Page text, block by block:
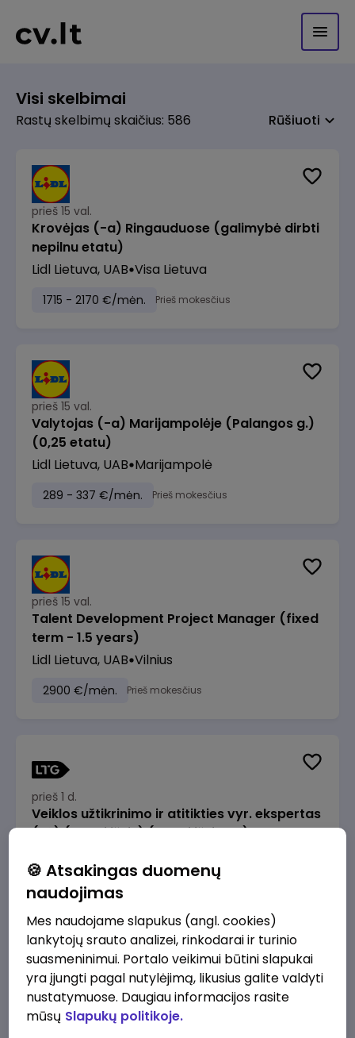
Visi skelbimai
Rastų skelbimų skaičius: 586 Rūšiuoti
prieš 15 val.
Krovėjas (-a) Ringauduose (galimybė dirbti
nepilnu etatu)
Lidl Lietuva, UAB Visa Lietuva
1715 - 2170 €/mėn. Prieš mokesčius
prieš 15 val.
Valytojas (-a) Marijampolėje (Palangos g.)
(0,25 etatu)
Lidl Lietuva, UAB Marijampolė
289 - 337 €/mėn. Prieš mokesčius
prieš 15 val.
Talent Development Project Manager (fixed
term - 1.5 years)
Lidl Lietuva, UAB Vilnius
2900 €/mėn. Prieš mokesčius
prieš 1 d.
Veiklos užtikrinimo ir atitikties vyr. ekspertas
(-ė) (Radviliškis) (Radviliškis, LT)
2610 - 3910 €/mėn.
prieš 1 d.
Veiklos užtikrinimo ir atitikties vyr. ekspertas
(-ė) (Kaunas) (Kaunas, LT)
🍪 Atsakingas duomenų
naudojimas
Mes naudojame slapukus (angl. cookies)
lankytojų srauto analizei, rinkodarai ir turinio
suasmeninimui. Portalo veikimui būtini slapukai
yra įjungti pagal nutylėjimą, likusius galite valdyti
nustatymuose. Daugiau informacijos rasite
mūsų Slapukų politikoje.